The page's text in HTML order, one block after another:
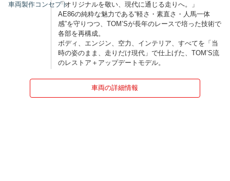
車両製作コンセプト「オリジナルを敬い、現代に通じる走りへ。」
AE86の純粋な魅力である“軽さ・素直さ・人馬一体
感”を守りつつ、TOM’Sが長年のレースで培った技術で
各部を再構成。
ボディ、エンジン、空力、インテリア、すべてを「当
時の姿のまま、走りだけ現代」で仕上げた、TOM’S流
のレストア＋アップデートモデル。
車両の詳細情報